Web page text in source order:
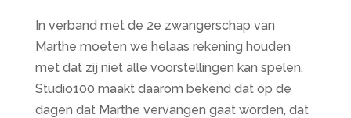
In verband met de 2e zwangerschap van
Marthe moeten we helaas rekening houden
met dat zij niet alle voorstellingen kan spelen.
Studio100 maakt daarom bekend dat op de
dagen dat Marthe vervangen gaat worden, dat